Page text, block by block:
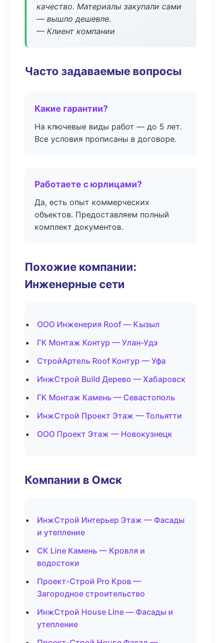
качество. Материалы закупали сами
— вышло дешевле.
— Клиент компании
Часто задаваемые вопросы
Какие гарантии?
На ключевые виды работ — до 5 лет.
Все условия прописаны в договоре.
Работаете с юрлицами?
Да, есть опыт коммерческих
объектов. Предоставляем полный
комплект документов.
Похожие компании:
Инженерные сети
ООО Инженерия Roof — Кызыл
ГК Монтаж Контур — Улан-Удэ
СтройАртель Roof Контур — Уфа
ИнжСтрой Build Дерево — Хабаровск
ГК Монтаж Камень — Севастополь
ИнжСтрой Проект Этаж — Тольятти
ООО Проект Этаж — Новокузнецк
Компании в Омск
ИнжСтрой Интерьер Этаж — Фасады
и утепление
СК Line Камень — Кровля и
водостоки
Проект-Строй Pro Кров —
Загородное строительство
ИнжСтрой House Line — Фасады и
утепление